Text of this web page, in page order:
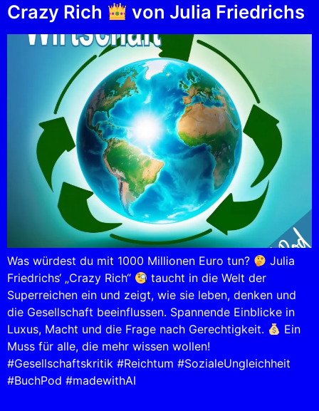
Crazy Rich von Julia Friedrichs
Was würdest du mit 1000 Millionen Euro tun?
Julia
Friedrichs‘ „Crazy Rich“
taucht in die Welt der
Superreichen ein und zeigt, wie sie leben, denken und
die Gesellschaft beeinflussen. Spannende Einblicke in
Luxus, Macht und die Frage nach Gerechtigkeit.
Ein
Muss für alle, die mehr wissen wollen!
#Gesellschaftskritik #Reichtum #SozialeUngleichheit
#BuchPod #madewithAI